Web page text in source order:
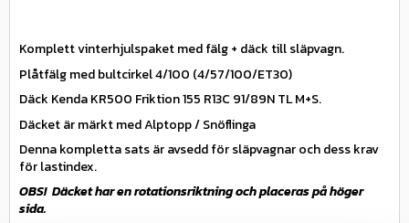
Komplett vinterhjulspaket med fälg + däck till släpvagn.
Plåtfälg med bultcirkel 4/100 (4/57/100/ET30)
Däck Kenda KR500 Friktion 155 R13C 91/89N TL M+S.
Däcket är märkt med Alptopp / Snöflinga
Denna kompletta sats är avsedd för släpvagnar och dess krav
för lastindex.
OBS! Däcket har en rotationsriktning och placeras på höger
sida.